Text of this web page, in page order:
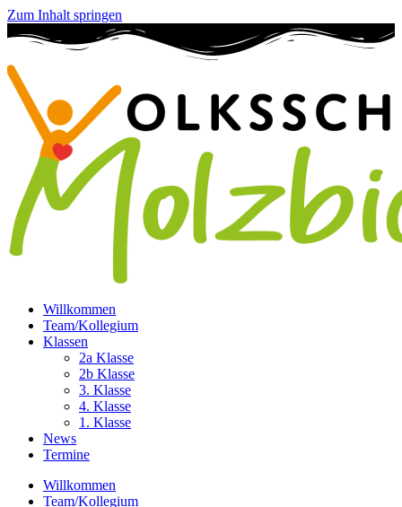
Zum Inhalt springen
Willkommen
Team/Kollegium
Klassen
2a Klasse
2b Klasse
3. Klasse
4. Klasse
1. Klasse
News
Termine
Willkommen
Team/Kollegium